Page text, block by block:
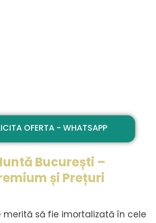
OFERTA - WHATSAPP
București –
și Prețuri
merită să fie imortalizată în cele